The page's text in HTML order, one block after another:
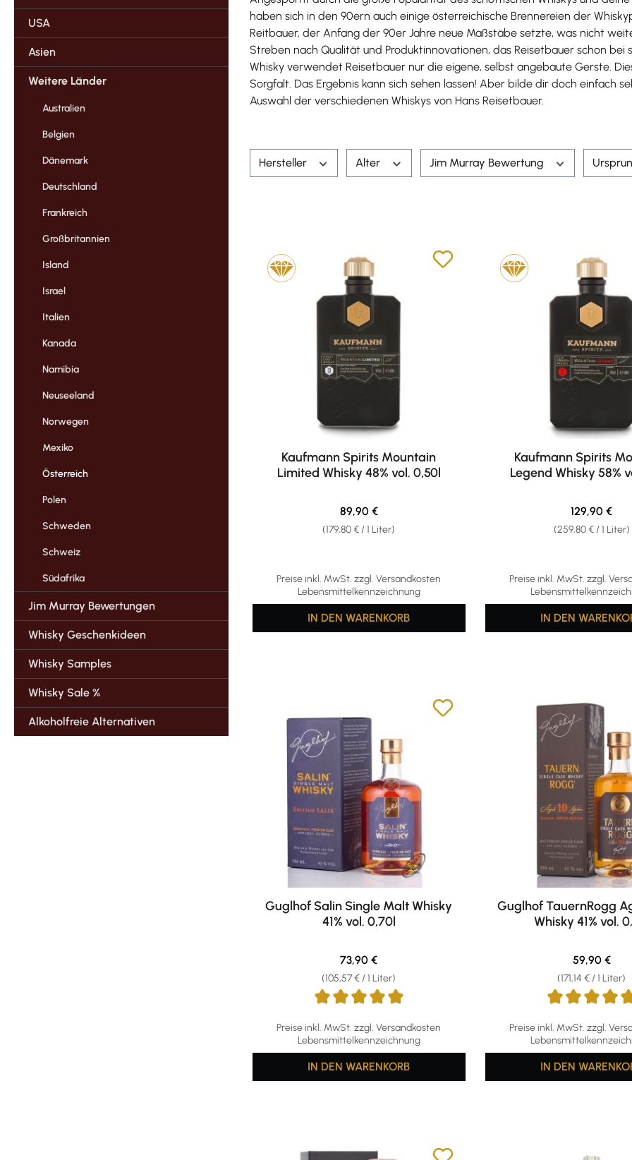
USA
Asien
Weitere Länder
Australien
Belgien
Dänemark
Deutschland
Frankreich
Großbritannien
Island
Israel
Italien
Kanada
Namibia
Neuseeland
Norwegen
Mexiko
Österreich
Polen
Schweden
Schweiz
Südafrika
Jim Murray Bewertungen
Whisky Geschenkideen
Whisky Samples
Whisky Sale %
Alkoholfreie Alternativen
haben sich in den 90ern auch einige österreichische Brennereien der
Reitbauer, der Anfang der 90er Jahre neue Maßstäbe setzte, was nicht
Streben nach Qualität und Produktinnovationen, das Reisetbauer schon bei
Whisky verwendet Reisetbauer nur die eigene, selbst angebaute Gerste.
Sorgfalt. Das Ergebnis kann sich sehen lassen! Aber bilde dir doch einfach
Auswahl der verschiedenen Whiskys von Hans Reisetbauer.
Hersteller Alter Jim Murray Bewertung
Kaufmann Spirits Mountain
Limited Whisky 48% vol. 0,50l
Preise inkl. MwSt. zzgl. Versandkosten
Lebensmittelkennzeichnung
(179,80 € / 1 Liter)
Regulärer Preis:
89,90 €
IN DEN WARENKORB
Kaufmann Spirits
Legend Whisky 58%
Preise inkl. MwSt. zzgl.
(259,80 € / 1 Liter)
Regulärer
129,90 €
IN DEN
Guglhof Salin Single Malt Whisky
41% vol. 0,70l
Preise inkl. MwSt. zzgl. Versandkosten
Lebensmittelkennzeichnung
(105,57 € / 1 Liter)
Regulärer Preis:
73,90 €
IN DEN WARENKORB
Guglhof TauernRogg
Whisky 41% vol.
Preise inkl. MwSt. zzgl.
(171,14 € / 1 Liter)
Regulärer
59,90 €
IN DEN